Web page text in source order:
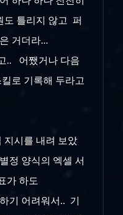
도 틀리지 않고 퍼
거더라...
.. 어쨌거나 다음
로 기록해 두라고
지시를 내려 보았
정 양식의 엑셀 서
가 하도
기 어려워서.. 기